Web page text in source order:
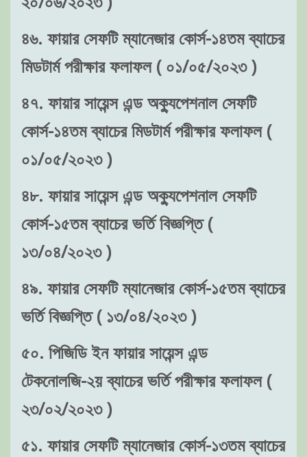
৪৬. ফায়ার সেফটি ম্যানেজার কোর্স-১৪তম ব্যাচের
মিডটার্ম পরীক্ষার ফলাফল ( ০১/০৫/২০২৩ )
৪৭. ফায়ার সায়েন্স এন্ড অক্যুপেশনাল সেফটি
কোর্স-১৪তম ব্যাচের মিডটার্ম পরীক্ষার ফলাফল (
০১/০৫/২০২৩ )
৪৮. ফায়ার সায়েন্স এন্ড অক্যুপেশনাল সেফটি
কোর্স-১৫তম ব্যাচের ভর্তি বিজ্ঞপ্তি (
১৩/০৪/২০২৩ )
৪৯. ফায়ার সেফটি ম্যানেজার কোর্স-১৫তম ব্যাচের
ভর্তি বিজ্ঞপ্তি ( ১৩/০৪/২০২৩ )
৫০. পিজিডি ইন ফায়ার সায়েন্স এন্ড
টেকনোলজি-২য় ব্যাচের ভর্তি পরীক্ষার ফলাফল (
২৩/০২/২০২৩ )
৫১. ফায়ার সেফটি ম্যানেজার কোর্স-১৩তম ব্যাচের